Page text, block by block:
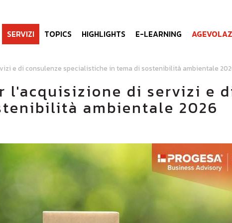
SERVIZI TOPICS HIGHLIGHTS E-LEARNING
e di consulenze specialistiche in tema di sostenibilità ambientale
l'acquisizione di servizi e
ambientale 2026